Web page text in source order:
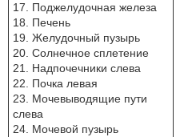
17. Поджелудочная железа
18. Печень
19. Желудочный пузырь
20. Солнечное сплетение
21. Надпочечники слева
22. Почка левая
23. Мочевыводящие пути
слева
24. Мочевой пузырь